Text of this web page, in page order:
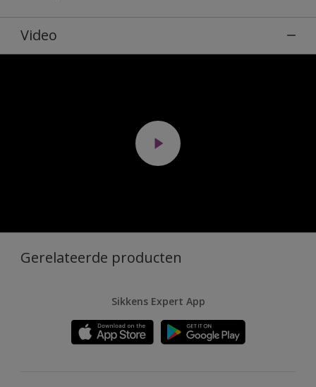
Video
Gerelateerde producten
Sikkens Expert App